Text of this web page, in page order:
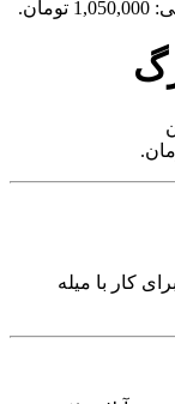
کار با میله